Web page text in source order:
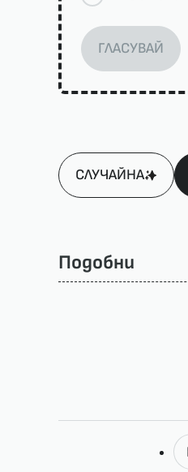
ГЛАСУВАЙ
СЛУЧАЙНА
Подобни